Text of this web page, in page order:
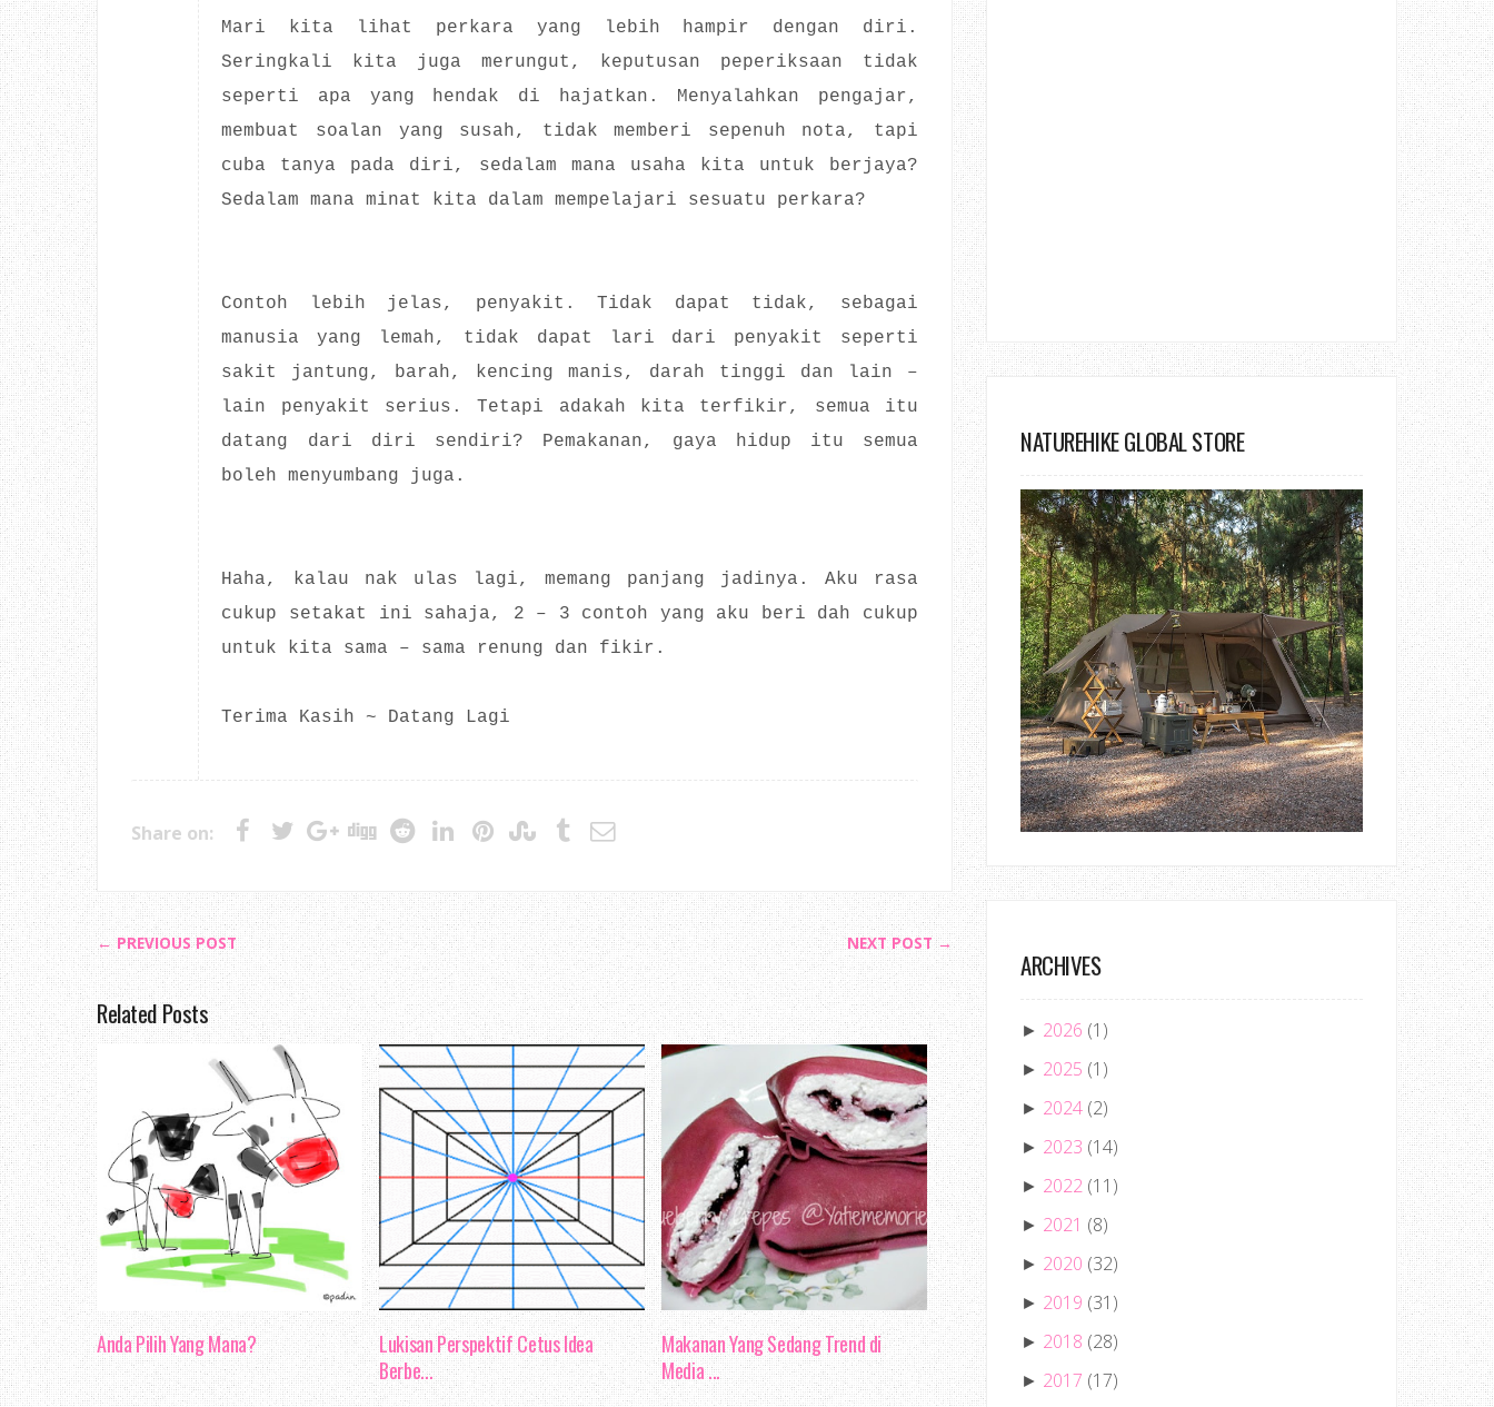
Mari kita lihat perkara yang lebih hampir dengan diri.
Seringkali kita juga merungut, keputusan peperiksaan tidak
seperti apa yang hendak di hajatkan. Menyalahkan pengajar,
membuat soalan yang susah, tidak memberi sepenuh nota, tapi
cuba tanya pada diri, sedalam mana usaha kita untuk berjaya?
Sedalam mana minat kita dalam mempelajari sesuatu perkara?
Contoh lebih jelas, penyakit. Tidak dapat tidak, sebagai
manusia yang lemah, tidak dapat lari dari penyakit seperti
sakit jantung, barah, kencing manis, darah tinggi dan lain –
lain penyakit serius. Tetapi adakah kita terfikir, semua itu
datang dari diri sendiri? Pemakanan, gaya hidup itu semua
boleh menyumbang juga.
Haha, kalau nak ulas lagi, memang panjang jadinya. Aku rasa
cukup setakat ini sahaja, 2 – 3 contoh yang aku beri dah cukup
untuk kita sama – sama renung dan fikir.
Terima Kasih ~ Datang Lagi
Share on:
← PREVIOUS POST NEXT POST →
Related Posts
Anda Pilih Yang Mana?
Lukisan Perspektif Cetus Idea
Berbe...
Makanan Yang Sedang Trend di
Media ...
NATUREHIKE GLOBAL STORE
ARCHIVES
► 2026 (1)
► 2025 (1)
► 2024 (2)
► 2023 (14)
► 2022 (11)
► 2021 (8)
► 2020 (32)
► 2019 (31)
► 2018 (28)
► 2017 (17)